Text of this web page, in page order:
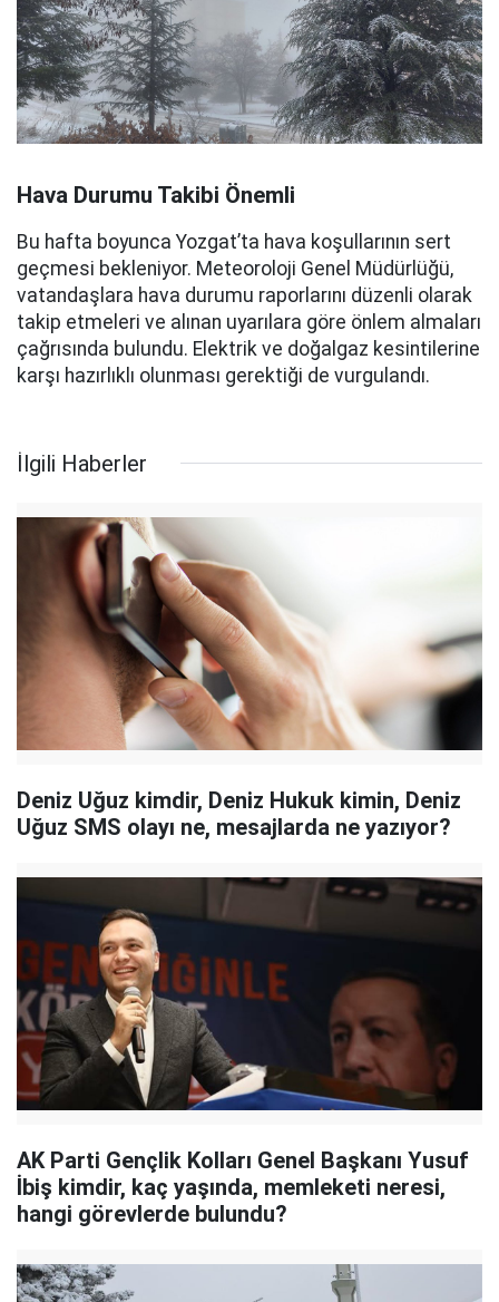
Hava Durumu Takibi Önemli
Bu hafta boyunca Yozgat’ta hava koşullarının sert
geçmesi bekleniyor. Meteoroloji Genel Müdürlüğü,
vatandaşlara hava durumu raporlarını düzenli olarak
takip etmeleri ve alınan uyarılara göre önlem almaları
çağrısında bulundu. Elektrik ve doğalgaz kesintilerine
karşı hazırlıklı olunması gerektiği de vurgulandı.
İlgili Haberler
Deniz Uğuz kimdir, Deniz Hukuk kimin, Deniz
Uğuz SMS olayı ne, mesajlarda ne yazıyor?
AK Parti Gençlik Kolları Genel Başkanı Yusuf
İbiş kimdir, kaç yaşında, memleketi neresi,
hangi görevlerde bulundu?